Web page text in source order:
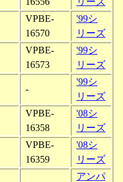
VPBE-
16570
'99シ
リーズ
VPBE-
16573
'99シ
リーズ
-
'99シ
リーズ
VPBE-
16358
'08シ
リーズ
VPBE-
16359
'08シ
リーズ
アンパ